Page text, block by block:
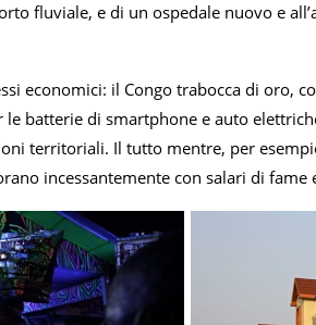
fluviale, e di un ospedale nuovo e
economici: il Congo trabocca di oro,
batterie di smartphone e auto
territoriali. Il tutto mentre, per
incessantemente con salari di fame